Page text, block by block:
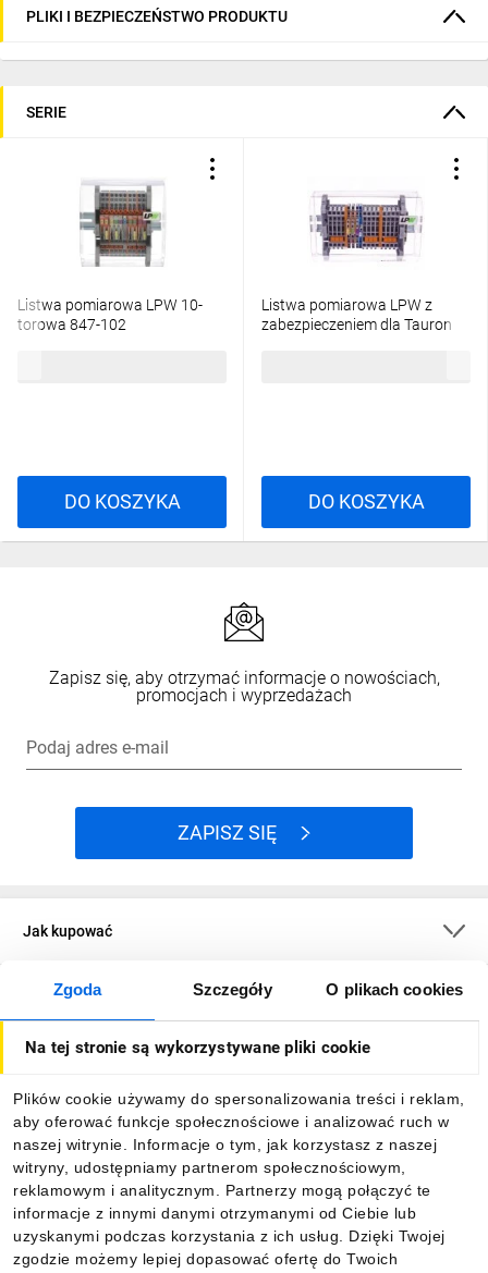
Zgoda Szczegóły O plikach cookies
Na tej stronie są wykorzystywane pliki cookie
Plików cookie używamy do spersonalizowania treści i reklam,
aby oferować funkcje społecznościowe i analizować ruch w
naszej witrynie. Informacje o tym, jak korzystasz z naszej
witryny, udostępniamy partnerom społecznościowym,
reklamowym i analitycznym. Partnerzy mogą połączyć te
informacje z innymi danymi otrzymanymi od Ciebie lub
uzyskanymi podczas korzystania z ich usług. Dzięki Twojej
zgodzie możemy lepiej dopasować ofertę do Twoich
PLIKI I BEZPIECZEŃSTWO PRODUKTU
SERIE
Listwa pomiarowa LPW 10-
torowa 847-102
DO KOSZYKA
Listwa pomiarowa LPW z
zabezpieczeniem dla Tauron
DO KOSZYKA
Zapisz się, aby otrzymać informacje o nowościach,
promocjach i wyprzedażach
Podaj adres e-mail
ZAPISZ SIĘ
Jak kupować
O firmie
Informacje
Pobierz naszą aplikację mobilną: